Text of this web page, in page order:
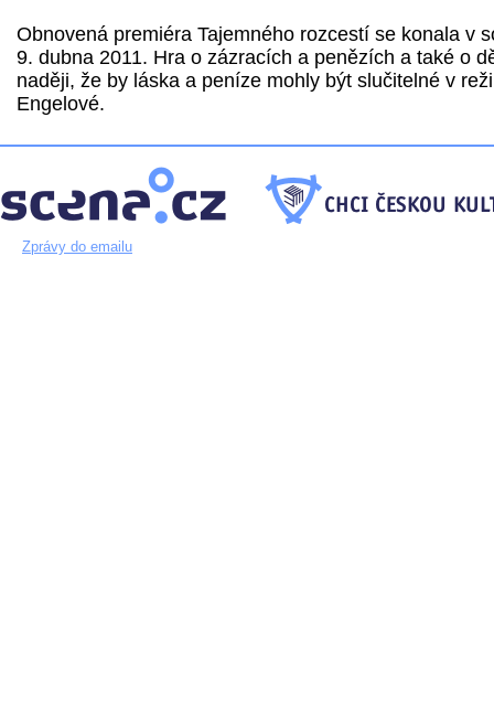
Obnovená premiéra Tajemného rozcestí se konala v
9. dubna 2011. Hra o zázracích a penězích a také o
naději, že by láska a peníze mohly být slučitelné v
Engelové.
Zprávy do emailu